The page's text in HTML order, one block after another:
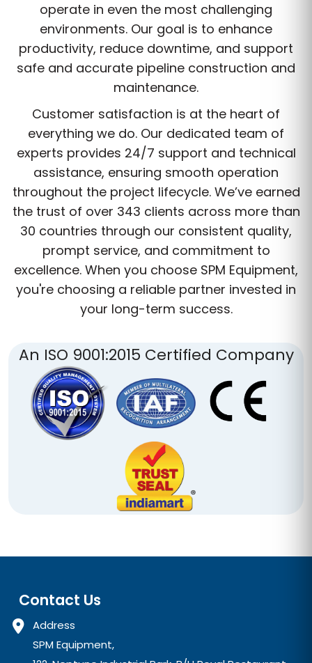
operate in even the most challenging
environments. Our goal is to enhance
productivity, reduce downtime, and support
safe and accurate pipeline construction and
maintenance.
Customer satisfaction is at the heart of
everything we do. Our dedicated team of
experts provides 24/7 support and technical
assistance, ensuring smooth operation
throughout the project lifecycle. We’ve earned
the trust of over 343 clients across more than
30 countries through our consistent quality,
prompt service, and commitment to
excellence. When you choose SPM Equipment,
you're choosing a reliable partner invested in
your long-term success.
An ISO 9001:2015 Certified Company
Contact Us
Address
SPM Equipment,